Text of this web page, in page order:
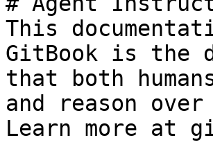
This
GitBook is the
that both
and reason
Learn more at